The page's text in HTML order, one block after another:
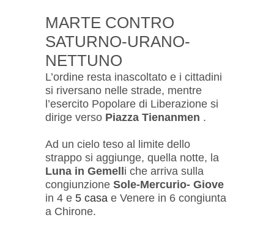
MARTE CONTRO
SATURNO-URANO-
NETTUNO
L’ordine resta inascoltato e i cittadini
si riversano nelle strade, mentre
l’esercito Popolare di Liberazione si
dirige verso Piazza Tienanmen .
Ad un cielo teso al limite dello
strappo si aggiunge, quella notte, la
Luna in Gemelli che arriva sulla
congiunzione Sole-Mercurio- Giove
in 4 e 5 casa e Venere in 6 congiunta
a Chirone.